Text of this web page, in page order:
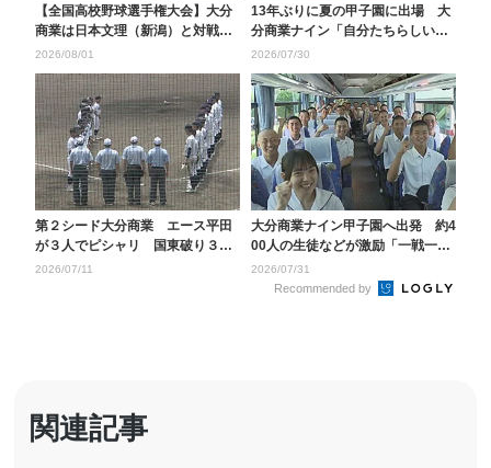
【全国高校野球選手権大会】大分
商業は日本文理（新潟）と対戦
へ 大会4日目の第3試...
2026/08/01
13年ぶりに夏の甲子園に出場 大
分商業ナイン「自分たちらしい野
球を」知事に活躍を...
2026/07/30
第２シード大分商業 エース平田
が３人でピシャリ 国東破り３回
戦進出【全国高校野球...
2026/07/11
大分商業ナイン甲子園へ出発 約4
00人の生徒などが激励「一戦一戦
を大事に優勝をつ...
2026/07/31
Recommended by
関連記事